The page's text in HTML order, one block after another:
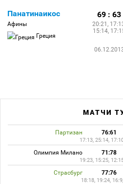
Панатинаикос
Афины
Греция
69 : 63
20:21,
15:14,
МАТЧИ
Партизан 76:61
17:13, 25:14,
Олимпия Милано 71:78
19:23, 15:25,
Страсбург 77:76
18:18, 19:24,